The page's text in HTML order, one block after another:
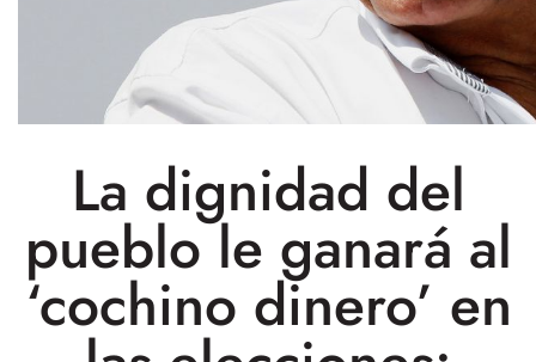
La dignidad del
pueblo le ganará al
‘cochino dinero’ en